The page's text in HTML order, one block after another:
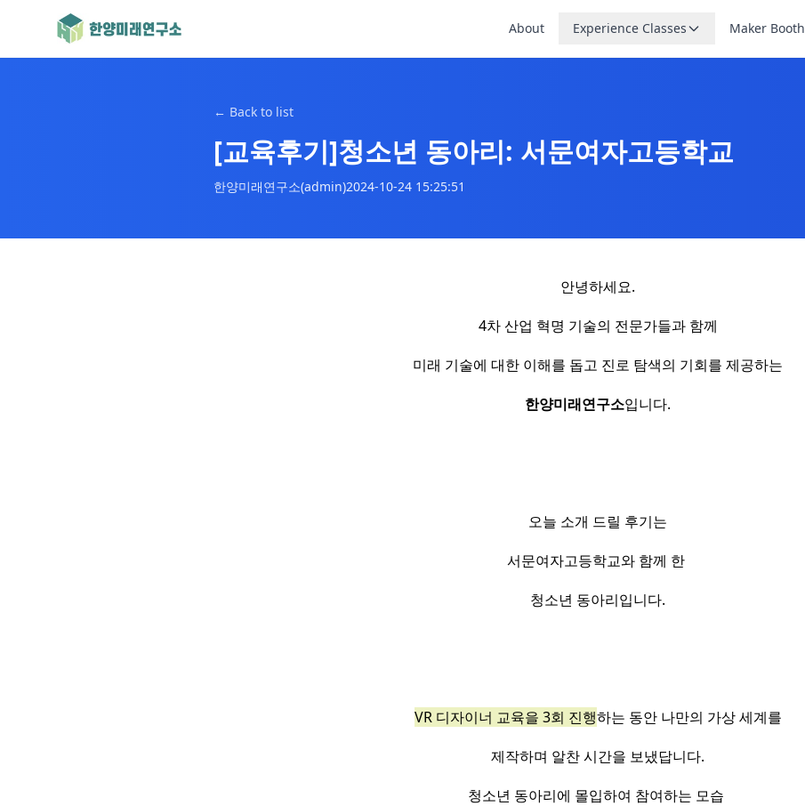
About Experience Classes Maker Booth
← Back to list
[교육후기]청소년 동아리: 서문여자고등학교
한양미래연구소(admin)2024-10-24 15:25:51
안녕하세요.
4차 산업 혁명 기술의 전문가들과 함께
미래 기술에 대한 이해를 돕고 진로 탐색의 기회를 제공하는
한양미래연구소입니다.
오늘 소개 드릴 후기는
서문여자고등학교와 함께 한
청소년 동아리입니다.
VR 디자이너 교육을 3회 진행하는 동안 나만의 가상 세계를
제작하며 알찬 시간을 보냈답니다.
청소년 동아리에 몰입하여 참여하는 모습